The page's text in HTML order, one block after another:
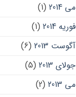
می 2014
(1)
فوریه 2014
(1)
آگوست 2013
(6)
جولای 2013
(5)
می 2013
(2)